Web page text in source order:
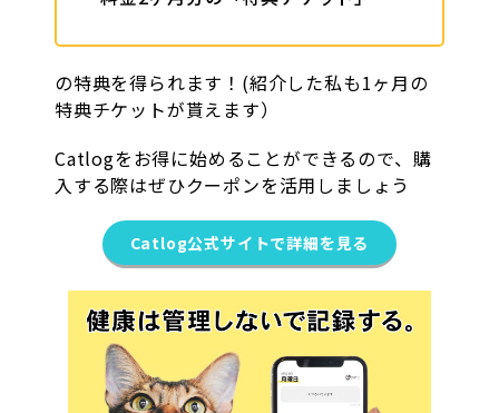
の特典を得られます！(紹介した私も1ヶ月の
特典チケットが貰えます）
Catlogをお得に始めることができるので、購
入する際はぜひクーポンを活用しましょう
Catlog公式サイトで詳細を見る